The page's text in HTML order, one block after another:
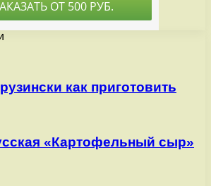
как приготовить
«Картофельный сыр»